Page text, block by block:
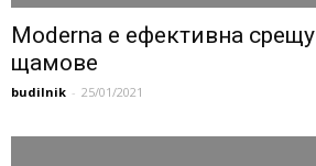
Moderna e ефективна
щамове
budilnik - 25/01/2021